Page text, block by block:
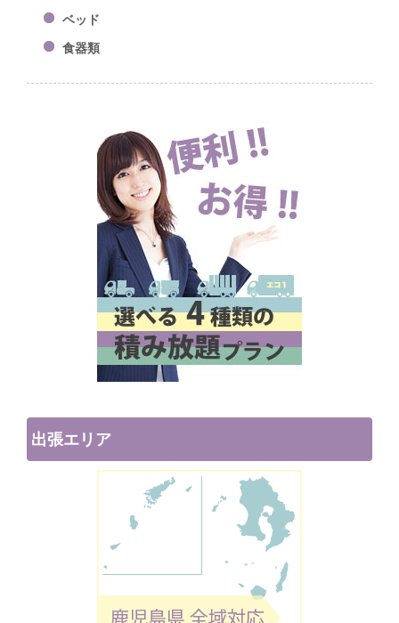
ベッド
食器類
出張エリア